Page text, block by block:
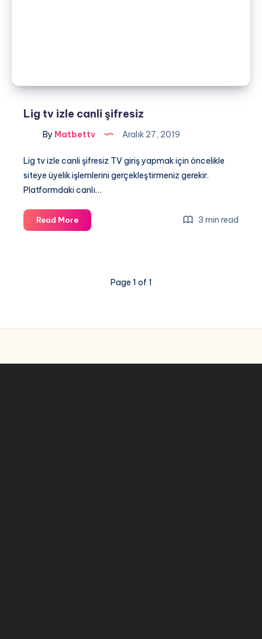
Lig tv izle canli şifresiz
By Matbettv Aralık 27, 2019
Lig tv izle canli şifresiz TV giriş yapmak için öncelikle
siteye üyelik işlemlerini gerçekleştirmeniz gerekir.
Platformdaki canlı…
Read MoreLig
tv
3 min read
Page 1 of 1